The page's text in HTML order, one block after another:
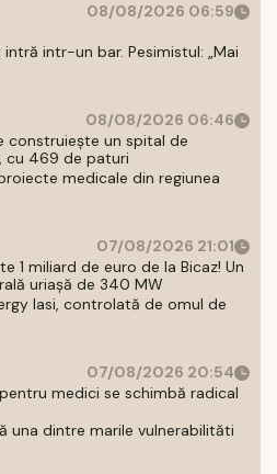
08/08/2026 06:59
intr-un bar. Pesimistul: „Mai
08/08/2026 06:46
construiește un spital de
cu 469 de paturi
medicale din regiunea
07/08/2026 21:01
1 miliard de euro de la Bicaz! Un
uriașă de 340 MW
Iasi, controlată de omul de
07/08/2026 20:54
medici se schimbă radical
una dintre marile vulnerabilităti